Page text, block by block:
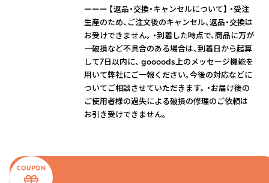
ーーー 【返品・交換・キャンセルについて】 ・受注
生産のため、ご注文後のキャンセル、返品・交換は
お受けできません。 ・到着した時点で、商品に万が
一破損など不具合のある場合は、到着日から起算
して7日以内に、 goooods上のメッセージ機能を
用いて弊社にご一報ください。今後の対応などに
ついてご相談させていただきます。 ・お届け後の
ご使用者様の過失による破損の修理のご依頼は
お引き受けできません。